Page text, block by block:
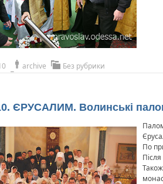
archive Без рубрики
ЄРУСАЛИМ. Волинські
По